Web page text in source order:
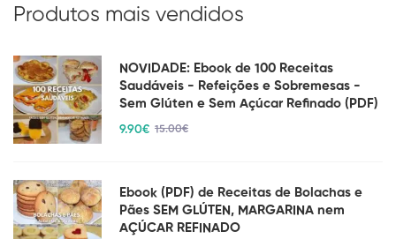
Produtos mais vendidos
NOVIDADE: Ebook de 100 Receitas
Saudáveis - Refeições e Sobremesas -
Sem Glúten e Sem Açúcar Refinado (PDF)
9.90€ 15.00€
Ebook (PDF) de Receitas de Bolachas e
Pães SEM GLÚTEN, MARGARINA nem
AÇÚCAR REFINADO